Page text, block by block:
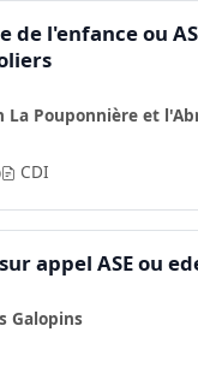
de l'enfance ou
La Pouponnière et
CDI
appel ASE ou
Galopins